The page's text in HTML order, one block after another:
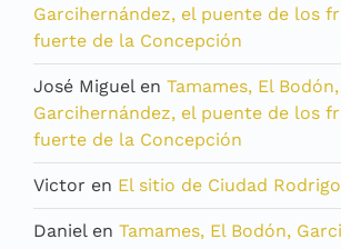
Garcihernández, el puente de los
fuerte de la Concepción
José Miguelen Tamames, El Bodón,
Garcihernández, el puente de los
fuerte de la Concepción
Victor en El sitio de Ciudad Rodrigo
Danielen Tamames, El Bodón,